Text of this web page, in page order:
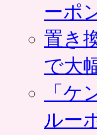
ーポ
置き
で大
「
ルー